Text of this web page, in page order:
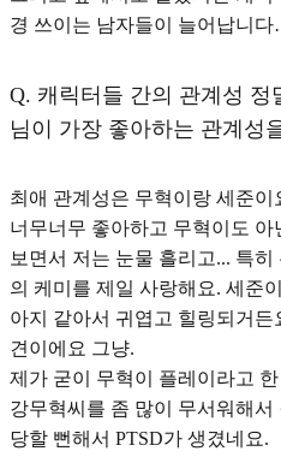
경 쓰이는 남자들이 늘어납니
Q. 캐릭터들 간의 관계성 정
님이 가장 좋아하는 관계성
최애 관계성은 무혁이랑 세준
너무너무 좋아하고 무혁이도
보면서 저는 눈물 흘리고... 특
의 케미를 제일 사랑해요. 세준
아지 같아서 귀엽고 힐링되거
견이에요 그냥.
제가 굳이 무혁이 플레이라고
강무혁씨를 좀 많이 무서워해서
당할 뻔해서 PTSD가 생겼네요.